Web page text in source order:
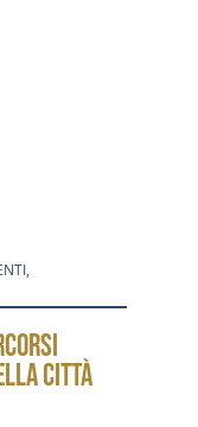
,
CITTÀ